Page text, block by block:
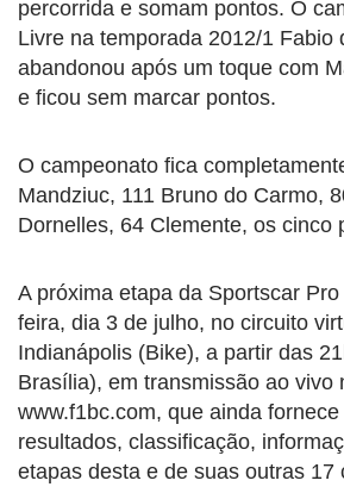
percorrida e somam pontos. O
Livre na temporada 2012/1 Fabio
abandonou após um toque com
e ficou sem marcar pontos.
O campeonato fica
Mandziuc, 111 Bruno do Carmo,
Dornelles, 64 Clemente, os cinco
A próxima etapa da Sportscar
feira, dia 3 de julho, no circuito
Indianápolis (Bike), a partir das
Brasília), em transmissão ao vivo
www.f1bc.com, que ainda
resultados, classificação,
etapas desta e de suas outras 17